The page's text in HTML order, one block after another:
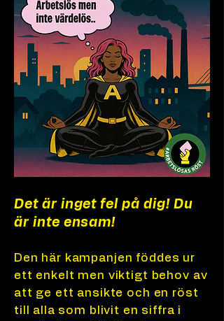
Det är inget fel på dig! Du
är inte ensam!
Den här kampanjen föddes ur
ett enkelt men viktigt behov av
att ge ett ansikte och en röst
till alla som blivit en siffra i